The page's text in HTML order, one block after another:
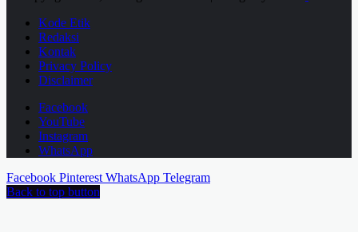
Kode Etik
Redaksi
Kontak
Privacy Policy
Disclaimer
Facebook
YouTube
Instagram
WhatsApp
Facebook Pinterest WhatsApp Telegram
Back to top button